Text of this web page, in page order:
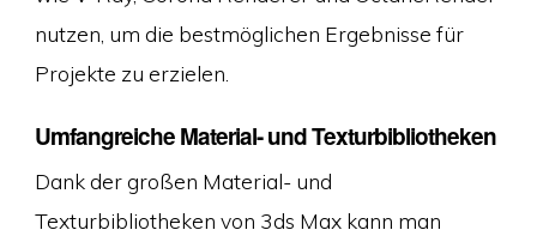
nutzen, um die bestmöglichen Ergebnisse für
Projekte zu erzielen.
Umfangreiche Material- und Texturbibliotheken
Dank der großen Material- und
Texturbibliotheken von 3ds Max kann man